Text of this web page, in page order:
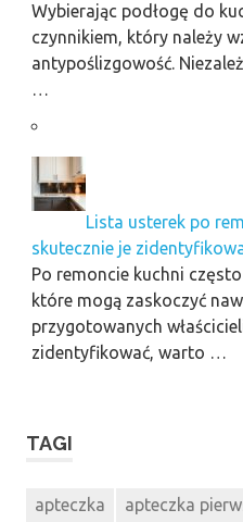
Wybierając podłogę do
czynnikiem, który należy
antypoślizgowość.
…
Lista usterek po
skutecznie je
Po remoncie kuchni
które mogą zaskoczyć
przygotowanych
zidentyfikować, warto …
TAGI
apteczka
apteczka